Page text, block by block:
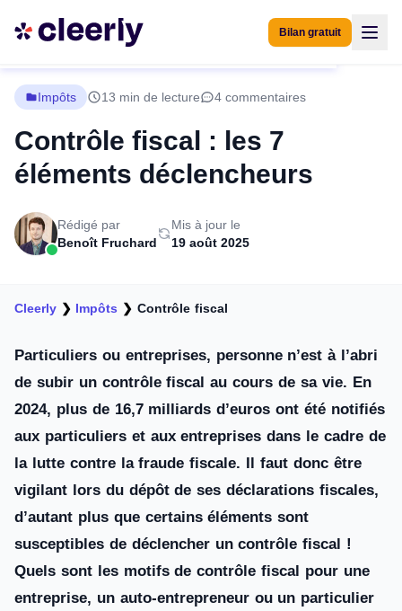
Bilan gratuit
Impôts 13 min de lecture 4 commentaires
Contrôle fiscal : les 7
éléments déclencheurs
Rédigé par
Benoît Fruchard
Mis à jour le
19 août 2025
Cleerly ❯ Impôts ❯ Contrôle fiscal
Particuliers ou entreprises, personne n’est à l’abri
de subir un contrôle fiscal au cours de sa vie. En
2024, plus de 16,7 milliards d’euros ont été notifiés
aux particuliers et aux entreprises dans le cadre de
la lutte contre la fraude fiscale. Il faut donc être
vigilant lors du dépôt de ses déclarations fiscales,
d’autant plus que certains éléments sont
susceptibles de déclencher un contrôle fiscal !
Quels sont les motifs de contrôle fiscal pour une
entreprise, un auto-entrepreneur ou un particulier